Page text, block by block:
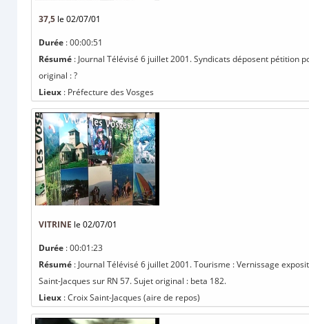
37,5 le 02/07/01
Durée : 00:00:51
Résumé : Journal Télévisé 6 juillet 2001. Syndicats déposent
original : ?
Lieux : Préfecture des Vosges
VITRINE le 02/07/01
Durée : 00:01:23
Résumé : Journal Télévisé 6 juillet 2001. Tourisme : Vernissage
Saint-Jacques sur RN 57. Sujet original : beta 182.
Lieux : Croix Saint-Jacques (aire de repos)